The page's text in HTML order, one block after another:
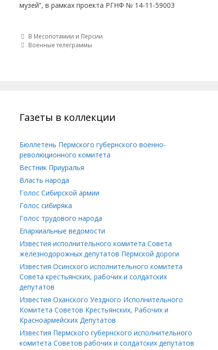
музей”, в рамках проекта РГНФ № 14-11-59003
Post navigation
В Месопотамии и Персии
Военные телеграммы
Газеты в коллекции
Бюллетень Пермского губернского военно-
революционного комитета
Вестник Приуралья
Власть народа
Голос Сибирской армии
Голос сибиряка
Голос трудового народа
Епархиальные ведомости
Известия исполнительного комитета Совета
железнодорожных депутатов Пермской дороги
Известия Осинского исполнительного комитета
Совета крестьянских, рабочих и солдатских
депутатов
Известия Оханского Уездного Исполнительного
Комитета Советов Крестьянских, Рабочих и
Красноармейских Депутатов
Известия Пермского губернского исполнительного
комитета Советов рабочих и солдатских депутатов